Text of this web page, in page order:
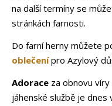
na další termíny se
stránkách farnosti.
Do farní herny můžete
oblečenípro Azylový
Adorace za obnovu
jáhenské službě je dnes